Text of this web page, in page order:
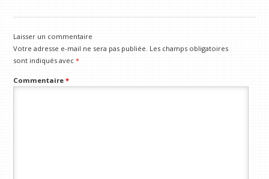
Laisser un commentaire
Votre adresse e-mail ne sera pas publiée. Les champs obligatoires
sont indiqués avec*
Commentaire*